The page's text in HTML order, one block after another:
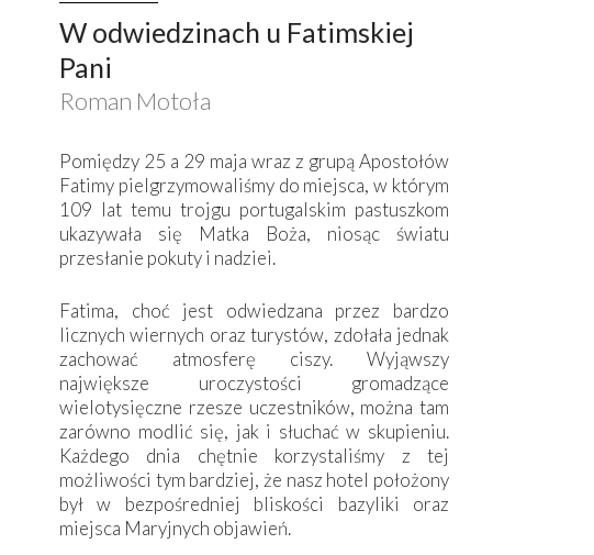
W odwiedzinach u Fatimskiej
Pani
Roman Motoła
Pomiędzy 25 a 29 maja wraz z grupą Apostołów
Fatimy pielgrzymowaliśmy do miejsca, w którym
109 lat temu trojgu portugalskim pastuszkom
ukazywała się Matka Boża, niosąc światu
przesłanie pokuty i nadziei.
Fatima, choć jest odwiedzana przez bardzo
licznych wiernych oraz turystów, zdołała jednak
zachować atmosferę ciszy. Wyjąwszy
największe uroczystości gromadzące
wielotysięczne rzesze uczestników, można tam
zarówno modlić się, jak i słuchać w skupieniu.
Każdego dnia chętnie korzystaliśmy z tej
możliwości tym bardziej, że nasz hotel położony
był w bezpośredniej bliskości bazyliki oraz
miejsca Maryjnych objawień.